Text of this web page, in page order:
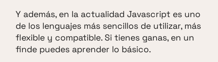
Y además, en la actualidad Javascript es uno
de los lenguajes más sencillos de utilizar, más
flexible y compatible. Si tienes ganas, en un
finde puedes aprender lo básico.